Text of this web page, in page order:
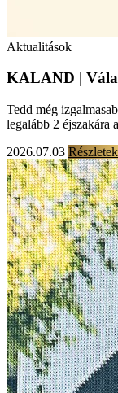
Aktualitások
KALAND |
Tedd még
legalább 2
2026.07.03 Részletek